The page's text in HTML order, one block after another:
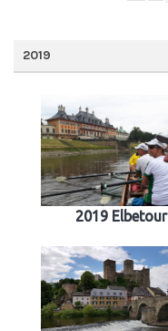
2019
2019 Elbetour